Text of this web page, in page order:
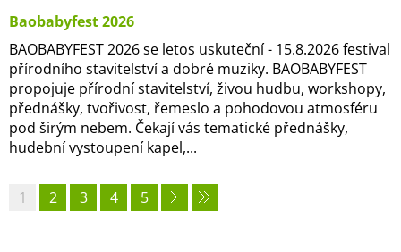
Baobabyfest 2026
BAOBABYFEST 2026 se letos uskuteční - 15.8.2026 festival
přírodního stavitelství a dobré muziky. BAOBABYFEST
propojuje přírodní stavitelství, živou hudbu, workshopy,
přednášky, tvořivost, řemeslo a pohodovou atmosféru
pod širým nebem. Čekají vás tematické přednášky,
hudební vystoupení kapel,...
1 2 3 4 5